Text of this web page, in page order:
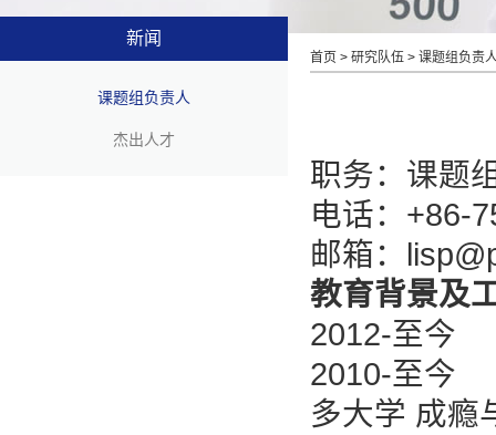
新闻
课题组负责人
杰出人才
首页 > 研究队伍 > 课题组负责
职务：课题
电话：+86-
邮箱：
教育背景及
2012-至今
2010-至今
多大学 成瘾